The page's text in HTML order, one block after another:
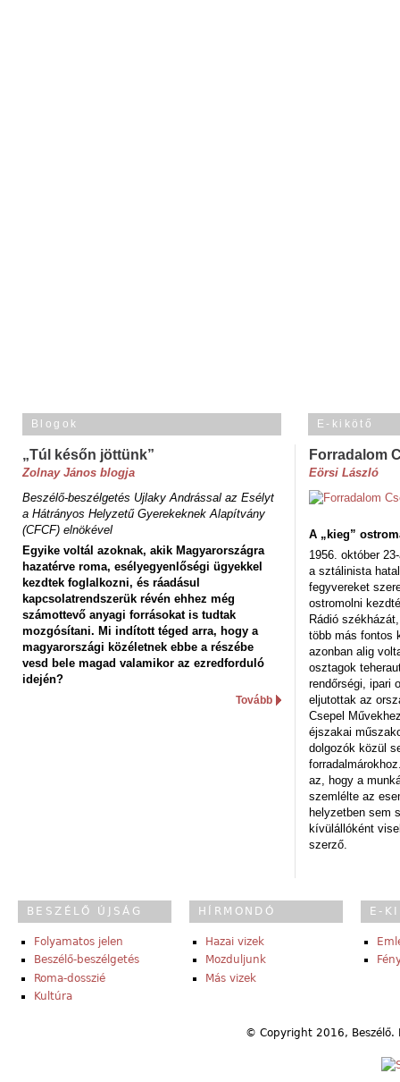
Blogok
„Túl későn jöttünk”
Zolnay János blogja
Beszélő-beszélgetés Ujlaky Andrással az Esélyt
a Hátrányos Helyzetű Gyerekeknek Alapítvány
(CFCF) elnökével
Egyike voltál azoknak, akik Magyarországra
hazatérve roma, esélyegyenlőségi ügyekkel
kezdtek foglalkozni, és ráadásul
kapcsolatrendszerük révén ehhez még
számottevő anyagi forrásokat is tudtak
mozgósítani. Mi indított téged arra, hogy a
magyarországi közéletnek ebbe a részébe
vesd bele magad valamikor az ezredforduló
idején?
Tovább
E-kikötő
Forradalom
Eörsi László
A „kieg”
1956. október
a sztálinista
fegyvereket
ostromolni
Rádió
több más fontos
azonban alig
osztagok
rendőrségi, ipari
eljutottak az
Csepel
éjszakai
dolgozók közül
az, hogy a
szemlélte az
helyzetben sem
kívülállóként
szerző.
BESZÉLŐ ÚJSÁG
Folyamatos jelen
Beszélő-beszélgetés
Roma-dosszié
Kultúra
HÍRMONDÓ
Hazai vizek
Mozduljunk
Más vizek
E-
© Copyright 2016,